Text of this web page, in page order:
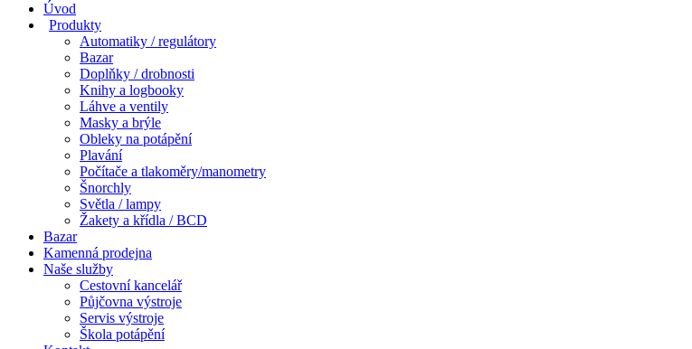
Úvod
Produkty
Automatiky / regulátory
Bazar
Doplňky / drobnosti
Knihy a logbooky
Láhve a ventily
Masky a brýle
Obleky na potápění
Plavání
Počítače a tlakoměry/manometry
Šnorchly
Světla / lampy
Žakety a křídla / BCD
Bazar
Kamenná prodejna
Naše služby
Cestovní kancelář
Půjčovna výstroje
Servis výstroje
Škola potápění